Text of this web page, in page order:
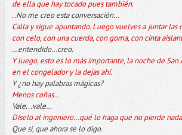
de ella que hay tocado pues también.
..No me creo esta conversación…
Calla y sigue apuntando. Luego vuelves a juntar las
con celo, con una cuerda, con goma, con cinta
…entendido…creo.
Y luego, esto es lo más importante, la noche de San
en el congelador y la dejas ahí.
Y ¿no hay palabras mágicas?
Menos coñas…
Vale...vale…
Díselo al ingeniero…qué lo haga que no pierde
Que si, que ahora se lo digo.